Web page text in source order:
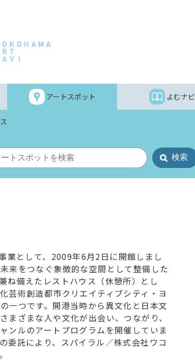
アートスポット よむナビ
業として、2009年6月2日に開館しまし
来をつなぐ象徴的な空間として整備した
ね備えたレストハウス（休憩所）とし
芸術創造都市クリエイティブシティ・ヨ
一つです。開港当時から異文化と日本文
ざまな人や文化が出会い、つながり、
ンルのアートプログラムを開催していま
委託により、スパイラル／株式会社ワコ